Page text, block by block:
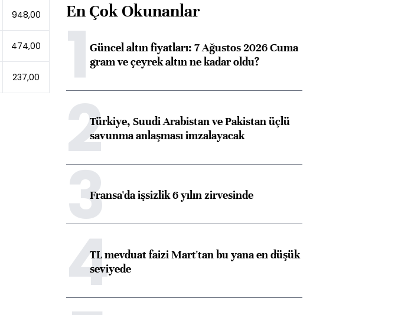
948,00
474,00
237,00
En Çok Okunanlar
1Güncel altın fiyatları: 7 Ağustos 2026 Cuma
gram ve çeyrek altın ne kadar oldu?
2Türkiye, Suudi Arabistan ve Pakistan üçlü
savunma anlaşması imzalayacak
3Fransa'da işsizlik 6 yılın zirvesinde
4TL mevduat faizi Mart'tan bu yana en düşük
seviyede